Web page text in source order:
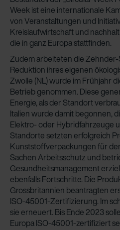
Week ist eine internationale
von Veranstaltungen und
Kreislaufwirtschaft und
die in ganz Europa stattfinden.
Zudem arbeiteten die
Reduktion ihres eigenen
Zwolle (NL) wurde im Frühjahr
Betrieb genommen. Diese
Energie, als der Standort
Italien wurde damit begonnen,
Elektro- oder Hybridfahrzeuge
Standorte setzten erfolgreich
Kunststoffverpackungen für
Sachen Arbeitsschutz und
Gesundheitsmanagement
ebenfalls Fortschritte. Die
Grossbritannien beantragten
ISO-45001-Zertifizierung. Im
sie erneuert. Bis Ende 2023
Europa ISO-45001-zertifiziert